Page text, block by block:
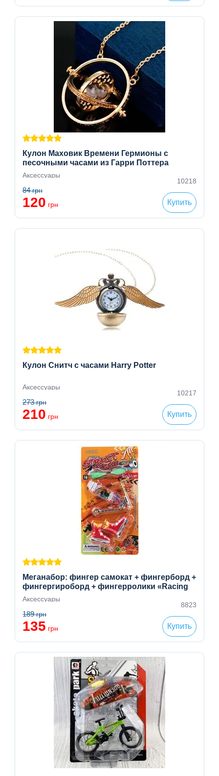
Кулон Маховик Времени Гермионы с
песочными часами из Гарри Поттера
Аксессуары
10218
84грн
120 грн Купить
Кулон Снитч с часами Harry Potter
Аксессуары
10217
273грн
210 грн Купить
Меганабор: фингер самокат + фингерборд +
фингергироборд + фингерролики «Racing
Road» (4 модели в комплекте),
Аксессуары
8823
189грн
135 грн Купить